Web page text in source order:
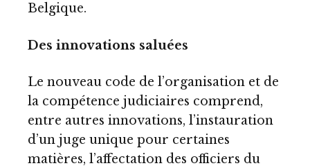
Belgique.
Des innovations saluées
Le nouveau code de l’organisation et de
la compétence judiciaires comprend,
entre autres innovations, l’instauration
d’un juge unique pour certaines
matières, l’affectation des officiers du